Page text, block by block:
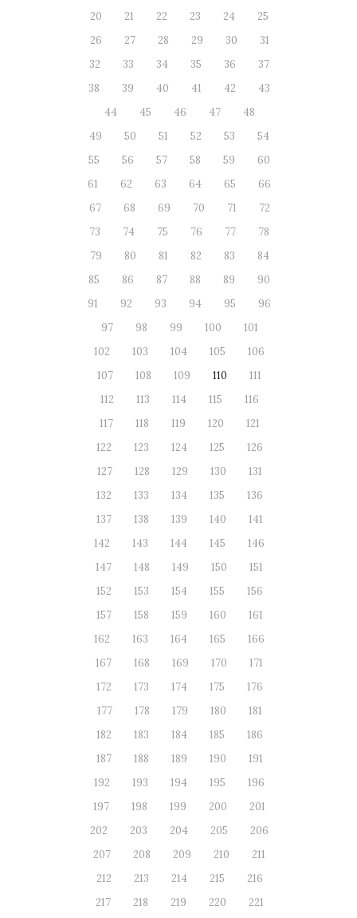
20
21 22 23 24
25
26
27 28 29 30
31
32
33 34 35 36
37
38
39 40 41 42
43
44
45 46 47
48
49
50 51 52 53
54
55
56 57 58 59
60
61
62 63 64 65
66
67
68 69 70 71
72
73
74 75 76 77
78
79
80 81 82 83
84
85
86 87 88 89
90
91
92 93 94 95
96
97
98 99 100
101
102
103 104 105
106
107
108 109 110
111
112
113 114 115
116
117
118 119 120
121
122
123 124 125
126
127
128 129 130
131
132
133 134 135
136
137
138 139 140
141
142
143 144 145
146
147
148 149 150
151
152
153 154 155
156
157
158 159 160
161
162
163 164 165
166
167
168 169 170
171
172
173 174 175
176
177
178 179 180
181
182
183 184 185
186
187
188 189 190
191
192
193 194 195
196
197
198 199 200
201
202
203 204 205
206
207
208 209 210
211
212
213 214 215
216
217
218 219 220
221